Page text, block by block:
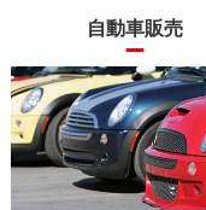
自動車販売